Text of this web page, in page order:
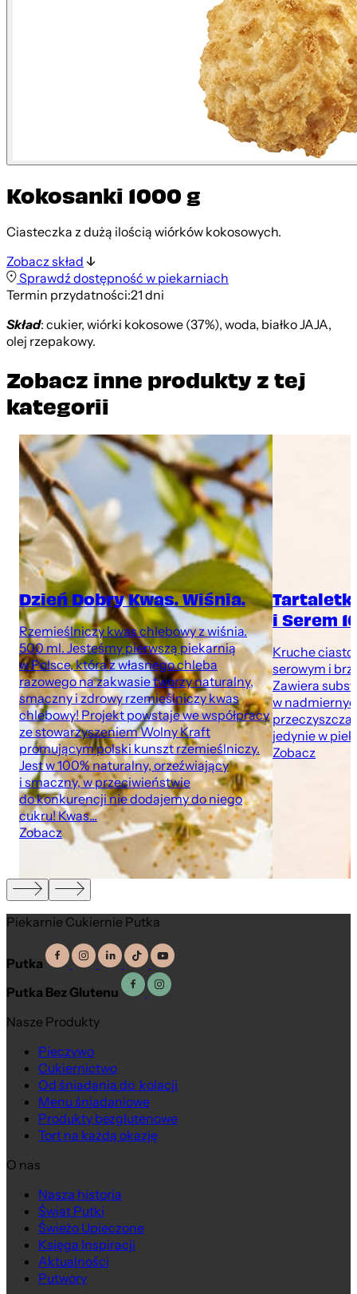
Kokosanki 1000 g
Ciasteczka z dużą ilością wiórków kokosowych.
Zobacz skład
Sprawdź dostępność w piekarniach
Termin przydatności:21 dni
Skład: cukier, wiórki kokosowe (37%), woda, białko JAJA,
olej rzepakowy.
Zobacz inne produkty z tej
kategorii
Dzień Dobry Kwas. Wiśnia.
Rzemieślniczy kwas chlebowy z wiśnia.
500 ml. Jesteśmy pierwszą piekarnią
w Polsce, która z własnego chleba
razowego na zakwasie tworzy naturalny,
smaczny i zdrowy rzemieślniczy kwas
chlebowy! Projekt powstaje we współpracy
ze stowarzyszeniem Wolny Kraft
promującym polski kunszt rzemieślniczy.
Jest w 100% naturalny, orzeźwiający
i smaczny, w przeciwieństwie
do konkurencji nie dodajemy do niego
cukru! Kwas...
Zobacz
i Serem
Kruche
serowym i
Zawiera
w
jedynie w
Zobacz
Piekarnie Cukiernie Putka
Putka
Putka Bez Glutenu
Nasze Produkty
Pieczywo
Cukiernictwo
Od śniadania do kolacji
Menu śniadaniowe
Produkty bezglutenowe
Tort na każdą okazję
O nas
Nasza historia
Świat Putki
Świeżo Upieczone
Księga Inspiracji
Aktualności
Putwory